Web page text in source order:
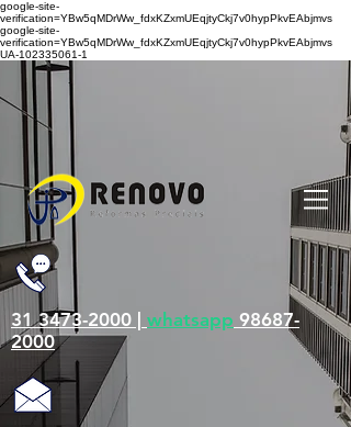
google-site-
verification=YBw5qMDrWw_fdxKZxmUEqjtyCkj7v0hypPkvEAbjmvs
google-site-
verification=YBw5qMDrWw_fdxKZxmUEqjtyCkj7v0hypPkvEAbjmvs
UA-102335061-1
31 3473-2000 | whatsapp 98687-
2000